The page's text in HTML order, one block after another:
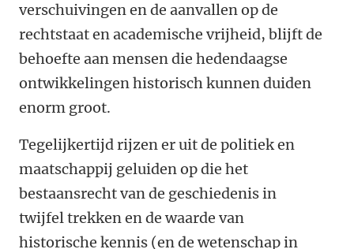
verschuivingen en de aanvallen op de
rechtstaat en academische vrijheid, blijft de
behoefte aan mensen die hedendaagse
ontwikkelingen historisch kunnen duiden
enorm groot.
Tegelijkertijd rijzen er uit de politiek en
maatschappij geluiden op die het
bestaansrecht van de geschiedenis in
twijfel trekken en de waarde van
historische kennis (en de wetenschap in